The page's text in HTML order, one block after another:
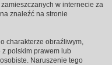
w internecie za
znaleźć na stronie
charakterze obraźliwym,
polskim prawem lub
Naruszenie tego